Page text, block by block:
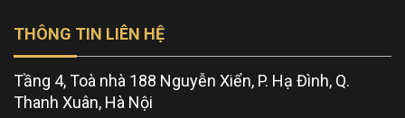
THÔNG TIN LIÊN HỆ
Tầng 4, Toà nhà 188 Nguyễn Xiển, P. Hạ Đình, Q.
Thanh Xuân, Hà Nội